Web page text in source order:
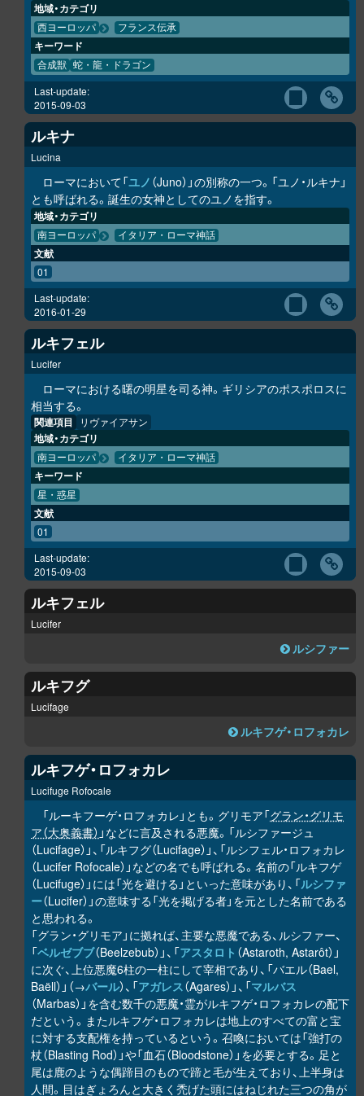
地域・カテゴリ
西ヨーロッパ フランス伝承
キーワード
合成獣 蛇・龍・ドラゴン
Last-update:
2015-09-03
ルキナ
Lucina
ローマにおいて「ユノ （Juno）」の別称の一つ。「ユノ・ルキナ」
とも呼ばれる。誕生の女神としてのユノを指す。
地域・カテゴリ
南ヨーロッパ イタリア・ローマ神話
文献
01
Last-update:
2016-01-29
ルキフェル
Lucifer
ローマにおける曙の明星を司る神。ギリシアのポスポロスに
相当する。
関連項目 リヴァイアサン
地域・カテゴリ
南ヨーロッパ イタリア・ローマ神話
キーワード
星・惑星
文献
01
Last-update:
2015-09-03
ルキフェル
Lucifer
ルシファー
ルキフグ
Lucifage
ルキフゲ・ロフォカレ
ルキフゲ・ロフォカレ
Lucifuge Rofocale
「ルーキフーゲ・ロフォカレ」とも。グリモア「グラン・グリモ
ア（大奥義書） 」などに言及される悪魔。「ルシファージュ
（Lucifage）」、「ルキフグ（Lucifage）」、「ルシフェル・ロフォカレ
（Lucifer Rofocale）」などの名でも呼ばれる。名前の「ルキフゲ
（Lucifuge）」には「光を避ける」といった意味があり、「ルシファ
ー（Lucifer）」の意味する「光を掲げる者」を元とした名前である
と思われる。
「グラン・グリモア」に拠れば、主要な悪魔である、ルシファー、
「ベルゼブブ（Beelzebub）」、「アスタロト （Astaroth, Astarôt）」
に次ぐ、上位悪魔6柱の一柱にして宰相であり、「バエル（Bael,
Baëll）」（→バール）、「アガレス（Agares）」、「マルバス
（Marbas）」を含む数千の悪魔・霊がルキフゲ・ロフォカレの配下
だという。またルキフゲ・ロフォカレは地上のすべての富と宝
に対する支配権を持っているという。召喚においては「強打の
杖（Blasting Rod）」や「血石（Bloodstone）」を必要とする。足と
尾は鹿のような偶蹄目のもので蹄と毛が生えており、上半身は
人間。目はぎょろんと大きく禿げた頭にはねじれた三つの角が